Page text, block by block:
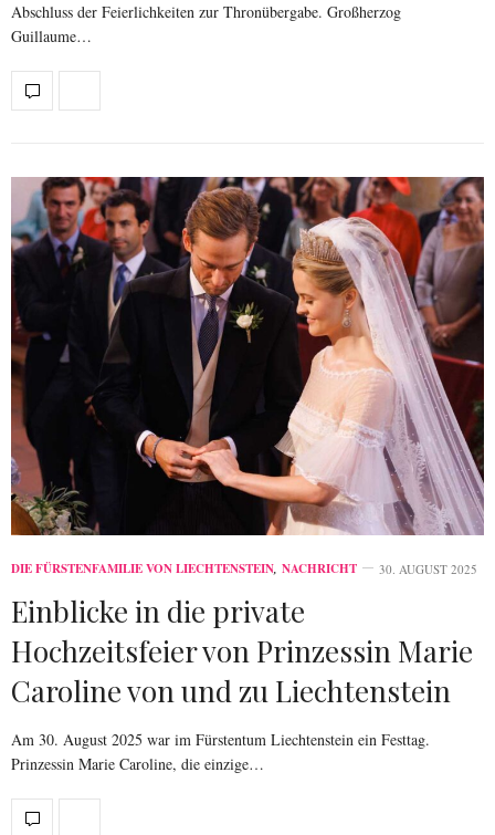
Abschluss der Feierlichkeiten zur Thronübergabe. Großherzog
Guillaume…
DIE FÜRSTENFAMILIE VON LIECHTENSTEIN, NACHRICHT 30. AUGUST 2025
Einblicke in die private
Hochzeitsfeier von Prinzessin Marie
Caroline von und zu Liechtenstein
Am 30. August 2025 war im Fürstentum Liechtenstein ein Festtag.
Prinzessin Marie Caroline, die einzige…